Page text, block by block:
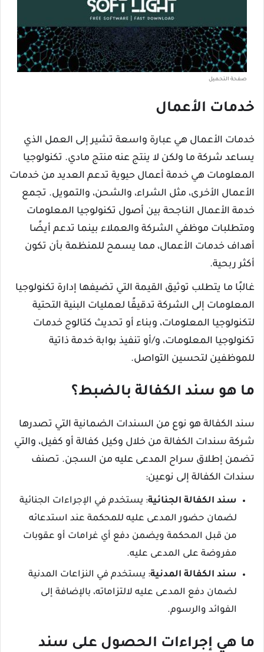
صفحة التحميل
خدمات الأعمال
خدمات الأعمال هي عبارة واسعة تشير إلى العمل الذي
يساعد شركة ما ولكن لا ينتج عنه منتج مادي. تكنولوجيا
المعلومات هي خدمة أعمال حيوية تدعم العديد من خدمات
الأعمال الأخرى، مثل الشراء، والشحن، والتمويل. تجمع
خدمة الأعمال الناجحة بين أصول تكنولوجيا المعلومات
ومتطلبات موظفي الشركة والعملاء بينما تدعم أيضًا
أهداف خدمات الأعمال، مما يسمح للمنظمة بأن تكون
أكثر ربحية.
غالبًا ما يتطلب توثيق القيمة التي تضيفها إدارة تكنولوجيا
المعلومات إلى الشركة تدقيقًا لعمليات البنية التحتية
لتكنولوجيا المعلومات، وبناء أو تحديث كتالوج خدمات
تكنولوجيا المعلومات، و/أو تنفيذ بوابة خدمة ذاتية
للموظفين لتحسين التواصل.
ما هو سند الكفالة بالضبط؟
سند الكفالة هو نوع من السندات الضمانية التي تصدرها
شركة سندات الكفالة من خلال وكيل كفالة أو كفيل، والتي
تضمن إطلاق سراح المدعى عليه من السجن. تصنف
سندات الكفالة إلى نوعين:
سند الكفالة الجنائية: يستخدم في الإجراءات الجنائية
لضمان حضور المدعى عليه للمحكمة عند استدعائه
من قبل المحكمة ويضمن دفع أي غرامات أو عقوبات
مفروضة على المدعى عليه.
سند الكفالة المدنية: يستخدم في النزاعات المدنية
لضمان دفع المدعى عليه لالتزاماته، بالإضافة إلى
الفوائد والرسوم.
ما هي إجراءات الحصول على سند